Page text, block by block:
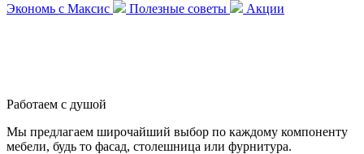
Экономь с Максис
Полезные советы Акции
Работаем с душой
Мы предлагаем широчайший выбор по каждому компоненту
мебели, будь то фасад, столешница или фурнитура.